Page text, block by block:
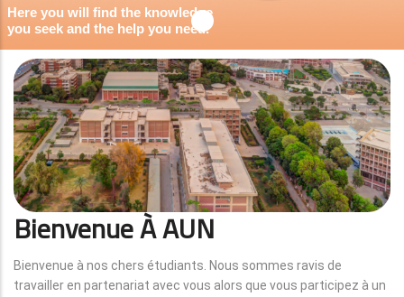
Here you will find the knowledge
you seek and the help you need.
Bienvenue À AUN
Bienvenue à nos chers étudiants. Nous sommes ravis de
travailler en partenariat avec vous alors que vous participez à un